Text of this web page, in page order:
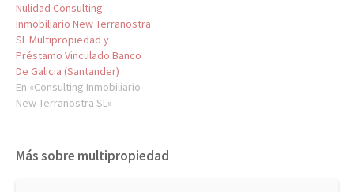
Nulidad Consulting
Inmobiliario New Terranostra
SL Multipropiedad y
Préstamo Vinculado Banco
De Galicia (Santander)
En «Consulting Inmobiliario
New Terranostra SL»
Más sobre multipropiedad